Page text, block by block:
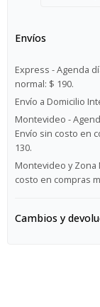
Envíos
Express - Agenda
normal: $ 190.
Envío a Domicilio
Montevideo -
Envío sin costo en
130.
Montevideo y Zona
costo en compras
Cambios y